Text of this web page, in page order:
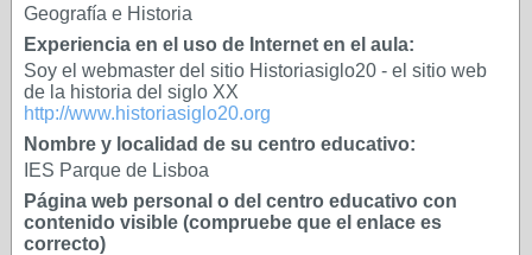
Geografía e Historia
Experiencia en el uso de Internet en el aula:
Soy el webmaster del sitio Historiasiglo20 - el sitio web
de la historia del siglo XX
http://www.historiasiglo20.org
Nombre y localidad de su centro educativo:
IES Parque de Lisboa
Página web personal o del centro educativo con
contenido visible (compruebe que el enlace es
correcto)